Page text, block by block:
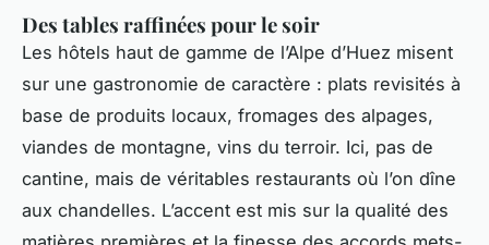
Des tables raffinées pour le soir
Les hôtels haut de gamme de l’Alpe d’Huez misent
sur une gastronomie de caractère : plats revisités à
base de produits locaux, fromages des alpages,
viandes de montagne, vins du terroir. Ici, pas de
cantine, mais de véritables restaurants où l’on dîne
aux chandelles. L’accent est mis sur la qualité des